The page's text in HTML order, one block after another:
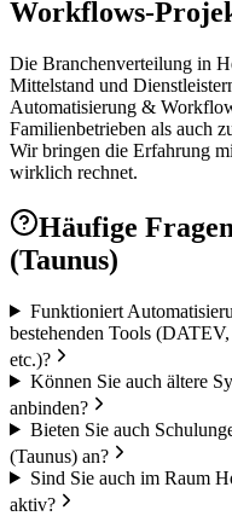
Workflows-
Die Branchenverteilung in
Mittelstand und
Automatisierung &
Familienbetrieben als auch
Wir bringen die Erfahrung
wirklich rechnet.
Häufige
(Taunus)
Funktioniert
bestehenden Tools
etc.)?
Können Sie auch ältere
anbinden?
Bieten Sie auch
(Taunus) an?
Sind Sie auch im Raum
aktiv?